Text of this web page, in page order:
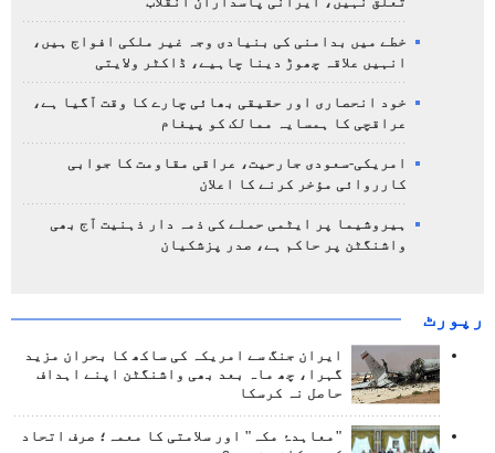
خطے میں بدامنی کی بنیادی وجہ غیر ملکی افواج ہیں،
انہیں علاقہ چھوڑ دینا چاہیے، ڈاکٹر ولایتی
خود انحصاری اور حقیقی بھائی چارے کا وقت آگیا ہے،
عراقچی کا ہمسایہ ممالک کو پیغام
امریکی-سعودی جارحیت، عراقی مقاومت کا جوابی
کارروائی مؤخر کرنے کا اعلان
ہیروشیما پر ایٹمی حملے کی ذمہ دار ذہنیت آج بھی
واشنگٹن پر حاکم ہے، صدر پزشکیان
رپورٹ
ایران جنگ سے امریکہ کی ساکھ کا بحران مزید
گہرا، چھ ماہ بعد بھی واشنگٹن اپنے اہداف
حاصل نہ کرسکا
"معاہدۂ مکہ" اور سلامتی کا معمہ؛ صرف اتحاد